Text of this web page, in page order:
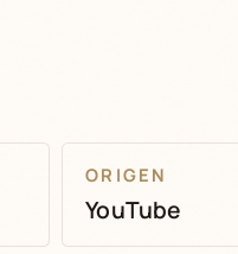
ORIGEN
YouTube